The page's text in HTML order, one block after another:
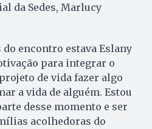
da Sedes, Marlucy
encontro estava Eslany
para integrar o
de vida fazer algo
a vida de alguém. Estou
desse momento e ser
acolhedoras do